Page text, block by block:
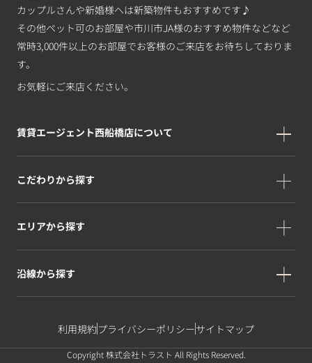
カップルさんや新婚様へは新築物件もおすすめです♪
その他ペット可のお部屋や市川市JA様のおすすめ物件などなど
常時3,000件以上のお部屋でお客様のご来店をお待ちしておりま
す。
お気軽にご来店ください。
賃貸エージェント西船橋店について
こだわりから探す
エリアから探す
沿線から探す
利用規約プライバシーポリシーサイトマップ
Copyright 株式会社トラスト All Rights Reserved.